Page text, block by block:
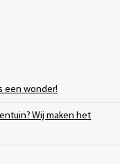
een wonder!
Wij maken het